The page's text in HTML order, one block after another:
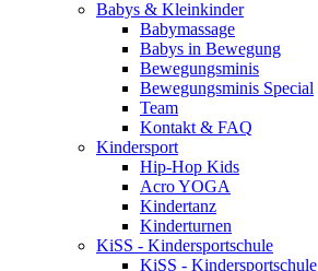
Babys & Kleinkinder
Babymassage
Babys in Bewegung
Bewegungsminis
Bewegungsminis Special
Team
Kontakt & FAQ
Kindersport
Hip-Hop Kids
Acro YOGA
Kindertanz
Kinderturnen
KiSS - Kindersportschule
KiSS - Kindersportschule